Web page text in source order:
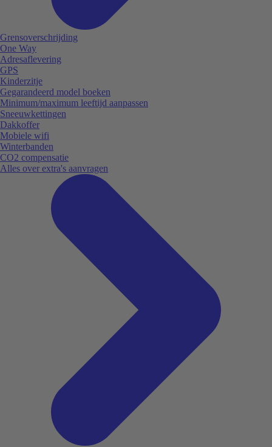
Grensoverschrijding
One Way
Adresaflevering
GPS
Kinderzitje
Gegarandeerd model boeken
Minimum/maximum leeftijd aanpassen
Sneeuwkettingen
Dakkoffer
Mobiele wifi
Winterbanden
CO2 compensatie
Alles over extra's aanvragen